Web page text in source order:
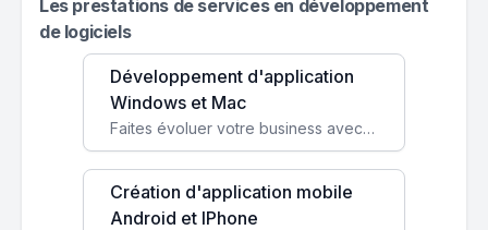
Les prestations de services en développement
de logiciels
Développement d'application
Windows et Mac
Faites évoluer votre business avec des solutions logicielles personnalisées, parfaitement adaptées à vos besoins spécifiques.
Création d'application mobile
Android et IPhone